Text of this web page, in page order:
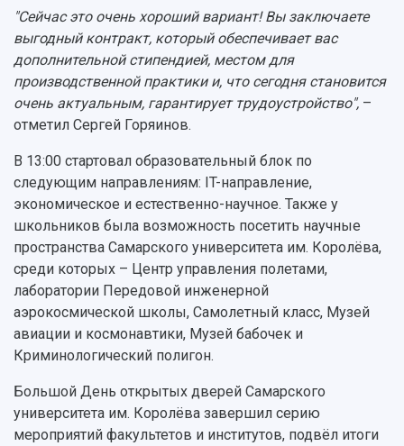
"Сейчас это очень хороший вариант! Вы заключаете
выгодный контракт, который обеспечивает вас
дополнительной стипендией, местом для
производственной практики и, что сегодня становится
очень актуальным, гарантирует трудоустройство", –
отметил Сергей Горяинов.
В 13:00 стартовал образовательный блок по
следующим направлениям: IT-направление,
экономическое и естественно-научное. Также у
школьников была возможность посетить научные
пространства Самарского университета им. Королёва,
среди которых – Центр управления полетами,
лаборатории Передовой инженерной
аэрокосмической школы, Самолетный класс, Музей
авиации и космонавтики, Музей бабочек и
Криминологический полигон.
Большой День открытых дверей Самарского
университета им. Королёва завершил серию
мероприятий факультетов и институтов, подвёл итоги